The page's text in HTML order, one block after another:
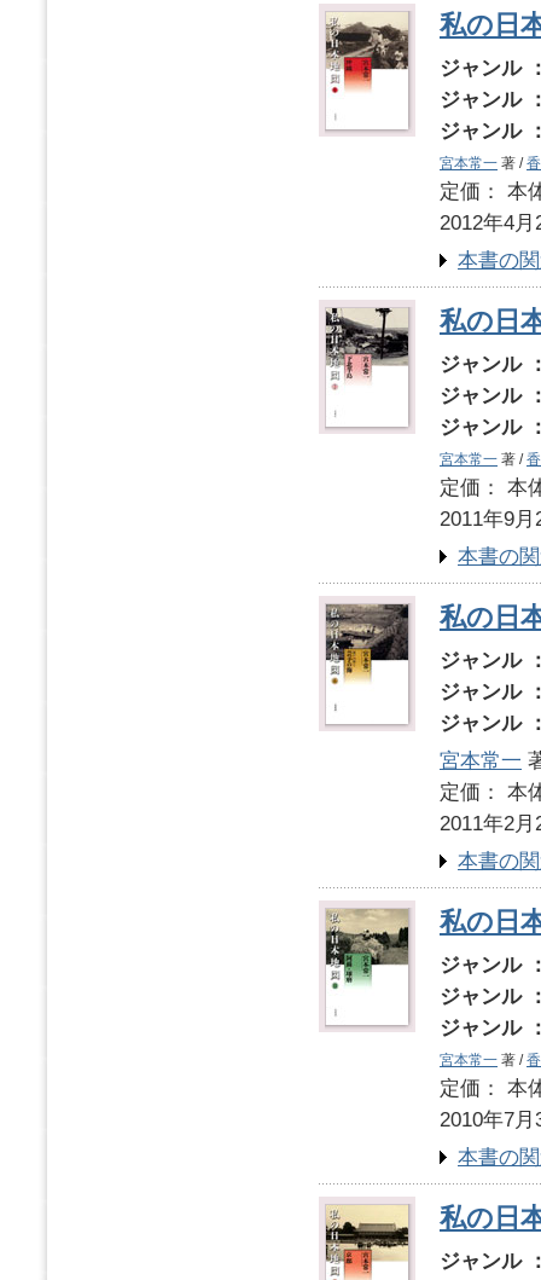
私の日
ジャンル
ジャンル
ジャンル
宮本常一 著 /
定価：
2012年4月
本書の
私の日
ジャンル
ジャンル
ジャンル
宮本常一 著 /
定価：
2011年9月
本書の
私の日
ジャンル
ジャンル
ジャンル
宮本常一
定価：
2011年2月
本書の
私の日
ジャンル
ジャンル
ジャンル
宮本常一 著 /
定価：
2010年7月
本書の
私の日
ジャンル